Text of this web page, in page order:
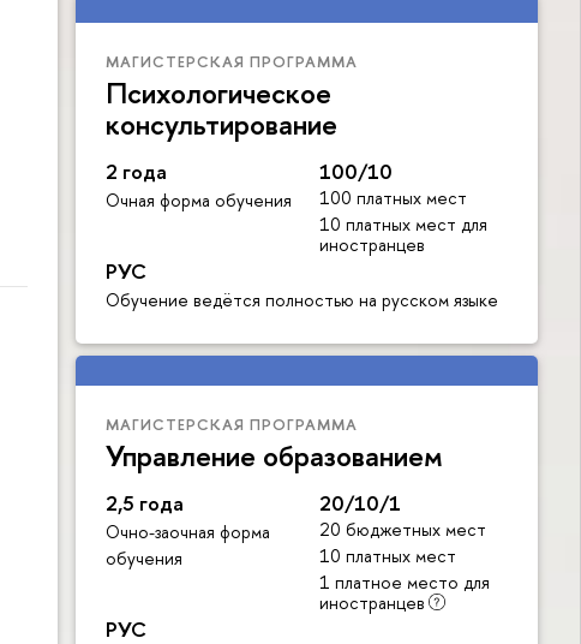
МАГИСТЕРСКАЯ ПРОГРАММА
Психологическое
консультирование
2 года
Очная форма обучения
100/10
100 платных мест
10 платных мест для
иностранцев
РУС
Обучение ведётся полностью на русском языке
МАГИСТЕРСКАЯ ПРОГРАММА
Управление образованием
2,5 года
Очно-заочная форма
обучения
20/10/1
20 бюджетных мест
10 платных мест
1 платное место для
иностранцев
РУС